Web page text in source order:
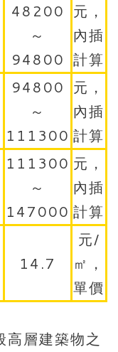
48200
～
94800
元，
內插
計算
94800
～
111300
元，
內插
計算
111300
～
147000
元，
內插
計算
14.7
元/
㎡，
單價
層建築物之